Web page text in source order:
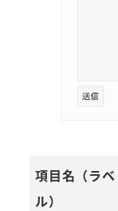
項目名（ラベ
ル）